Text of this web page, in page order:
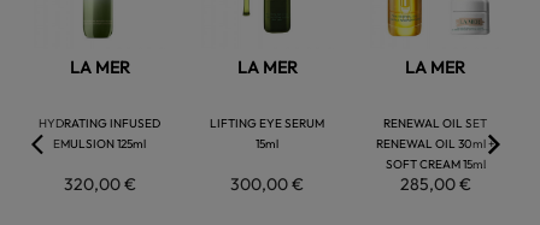
LA MER
HYDRATING INFUSED
EMULSION 125ml
320,00 €
LA MER
LIFTING EYE SERUM
15ml
300,00 €
LA MER
RENEWAL OIL SET
RENEWAL OIL 30ml +
SOFT CREAM 15ml
285,00 €